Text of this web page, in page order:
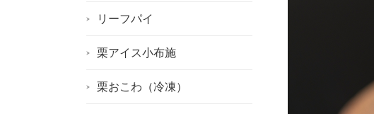
リーフパイ
栗アイス小布施
栗おこわ（冷凍）